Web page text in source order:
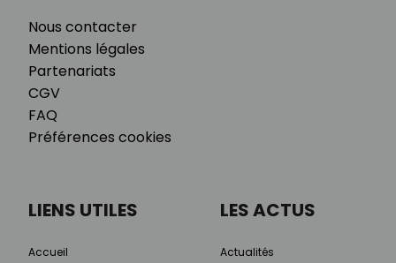
Nous contacter
Mentions légales
Partenariats
CGV
FAQ
Préférences cookies
LIENS UTILES
Accueil
LES ACTUS
Actualités